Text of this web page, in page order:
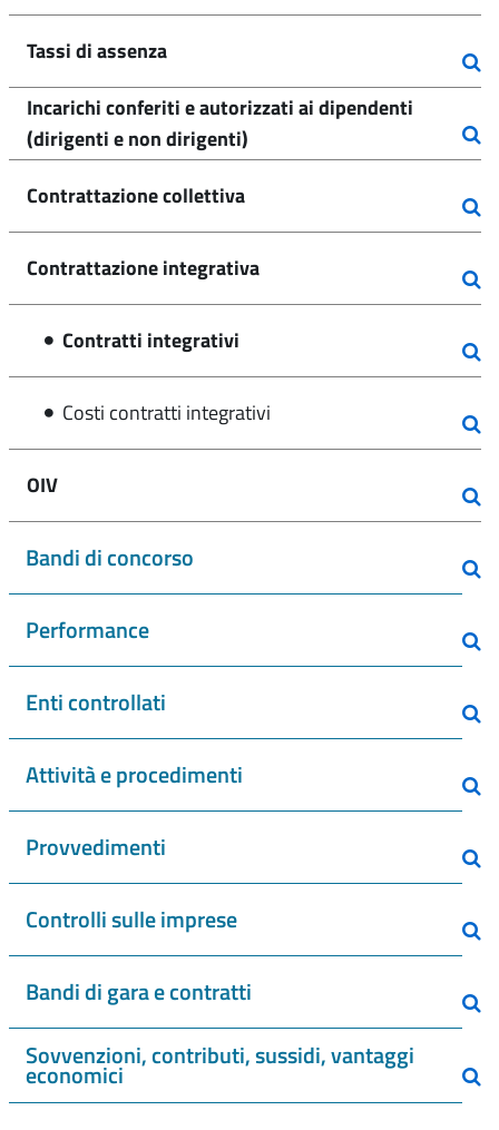
Tassi di assenza
Incarichi conferiti e autorizzati ai dipendenti
(dirigenti e non dirigenti)
Contrattazione collettiva
Contrattazione integrativa
Contratti integrativi
Costi contratti integrativi
OIV
Bandi di concorso
Performance
Enti controllati
Attività e procedimenti
Provvedimenti
Controlli sulle imprese
Bandi di gara e contratti
Sovvenzioni, contributi, sussidi, vantaggi
economici